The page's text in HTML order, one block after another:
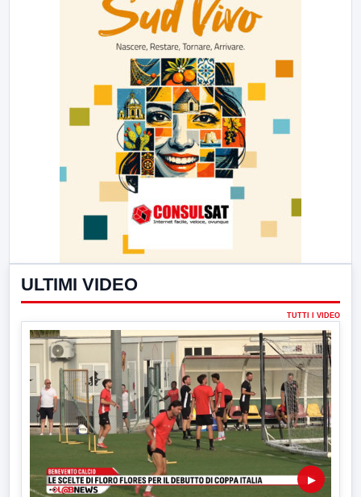
ULTIMI VIDEO
TUTTI I VIDEO
▶